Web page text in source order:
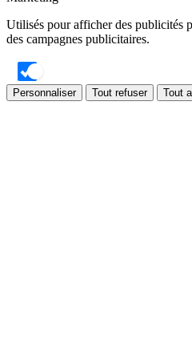
Utilisés pour afficher des publicités
des campagnes publicitaires.
Personnaliser Tout refuser Tout